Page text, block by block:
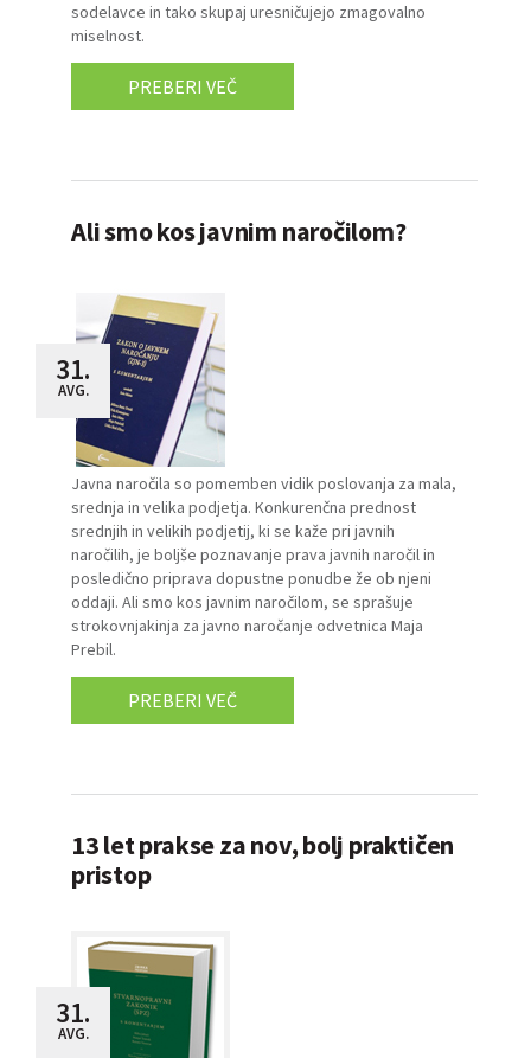
sodelavce in tako skupaj uresničujejo zmagovalno
miselnost.
PREBERI VEČ
Ali smo kos javnim naročilom?
31.
AVG.
Javna naročila so pomemben vidik poslovanja za mala,
srednja in velika podjetja. Konkurenčna prednost
srednjih in velikih podjetij, ki se kaže pri javnih
naročilih, je boljše poznavanje prava javnih naročil in
posledično priprava dopustne ponudbe že ob njeni
oddaji. Ali smo kos javnim naročilom, se sprašuje
strokovnjakinja za javno naročanje odvetnica Maja
Prebil.
PREBERI VEČ
13 let prakse za nov, bolj praktičen
pristop
31.
AVG.